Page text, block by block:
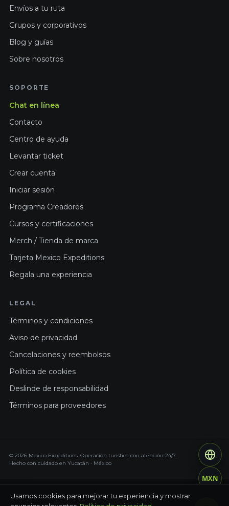
Envíos a tu ruta
Grupos y corporativos
Blog y guías
Sobre nosotros
SOPORTE
Chat en línea
Contacto
Centro de ayuda
Levantar ticket
Crear cuenta
Iniciar sesión
Programa Creadores
Cursos y certificaciones
Merch / Tienda de marca
Tarjeta Mexico Expeditions
Regala una experiencia
LEGAL
Términos y condiciones
Aviso de privacidad
Cancelaciones y reembolsos
Política de cookies
Deslinde de responsabilidad
Términos para proveedores
© 2026 Mexico Expeditions. Operación turística con atención 24/7.
Hecho con cuidado en Yucatán · México
Usamos cookies para mejorar tu experiencia y mostrar
MXN